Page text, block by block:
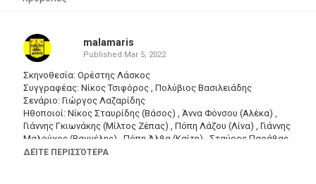
malamaris
Published Mar 5, 2022
Σκηνοθεσία: Ορέστης Λάσκος
Συγγραφέας: Νίκος Τσιφόρος , Πολύβιος Βασιλειάδης
Σενάριο: Γιώργος Λαζαρίδης
Ηθοποιοί: Νίκος Σταυρίδης (Βάσος) , Άννα Φόνσου (Αλέκα) ,
Γιάννης Γκιωνάκης (Μίλτος Ζέπας) , Πόπη Λάζου (Λίνα) , Γιάννης
Μαλούχος (Βαγγέλης) , Πόπη Άλβα (Καίτη) , Σταύρος Παράβας
(Ντίνος) , Άννα Μαντζουράνη (Κικίτσα) , Δημήτρης Καλλιβωκάς
ΔΕΊΤΕ ΠΕΡΙΣΣΌΤΕΡΑ